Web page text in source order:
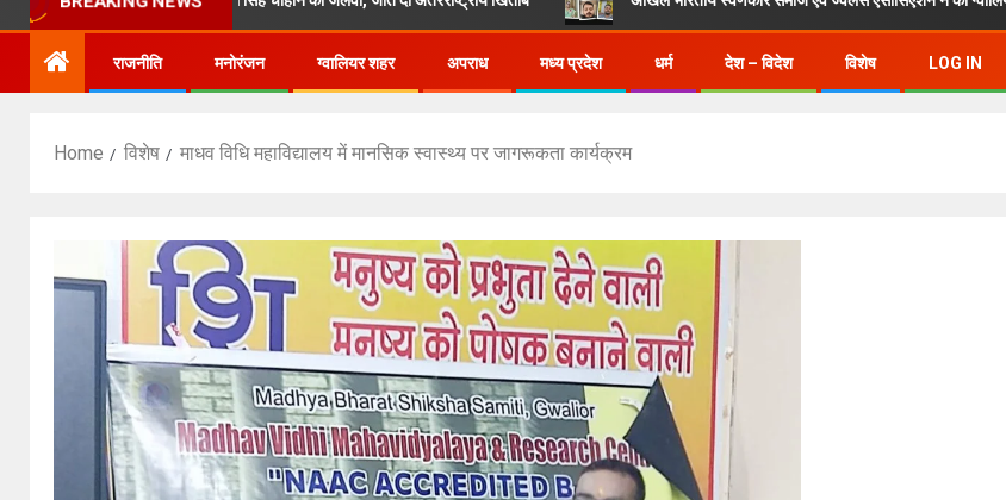
राजनीति मनोरंजन ग्वालियर शहर अपराध मध्य प्रदेश धर्म देश – विदेश विशेष LOG IN
Home विशेष माधव विधि महाविद्यालय में मानसिक स्वास्थ्य पर जागरूकता कार्यक्रम